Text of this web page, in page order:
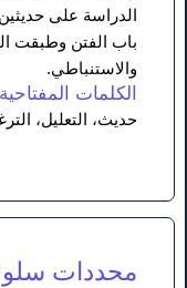
الدراسة على
باب الفتن وطبقت
والاستنباطي.
الكلمات
حديث، التعليل،
محددات